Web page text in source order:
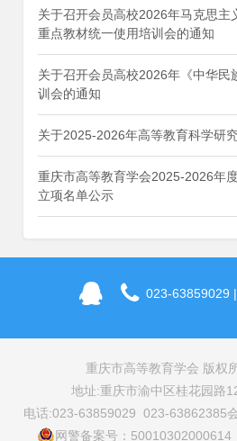
关于召开会员高校2026年马克思主
重点教材统一使用培训会的通知
关于召开会员高校2026年《中华民
训会的通知
关于2025-2026年高等教育科学研
重庆市高等教育学会2025-2026年
立项名单公示
023-63859029
重庆市高等教育学会 版权
地址:重庆市渝中区桂花园路
电话:023-63859029 023-63862385
网警备案号：